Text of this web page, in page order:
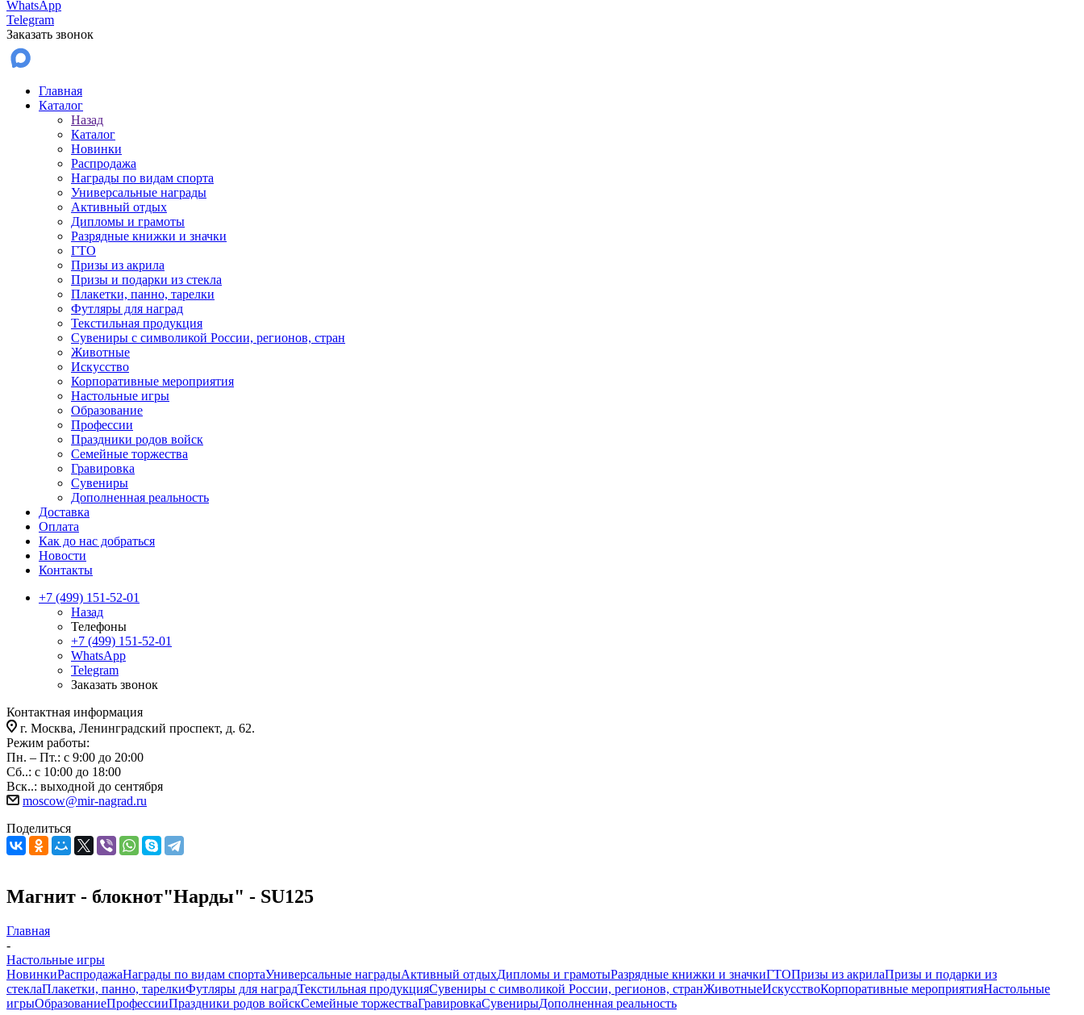
WhatsApp
Telegram
Заказать звонок
Главная
Каталог
Назад
Каталог
Новинки
Распродажа
Награды по видам спорта
Универсальные награды
Активный отдых
Дипломы и грамоты
Разрядные книжки и значки
ГТО
Призы из акрила
Призы и подарки из стекла
Плакетки, панно, тарелки
Футляры для наград
Текстильная продукция
Сувениры с символикой России, регионов, стран
Животные
Искусство
Корпоративные мероприятия
Настольные игры
Образование
Профессии
Праздники родов войск
Семейные торжества
Гравировка
Сувениры
Дополненная реальность
Доставка
Оплата
Как до нас добраться
Новости
Контакты
+7 (499) 151-52-01
Назад
Телефоны
+7 (499) 151-52-01
WhatsApp
Telegram
Заказать звонок
Контактная информация
г. Москва, Ленинградский проспект, д. 62.
Режим работы:
Пн. – Пт.: с 9:00 до 20:00
Сб..: с 10:00 до 18:00
Вск..: выходной до сентября
moscow@mir-nagrad.ru
Поделиться
Магнит - блокнот"Нарды" - SU125
Главная
-
Настольные игры
НовинкиРаспродажаНаграды по видам спортаУниверсальные наградыАктивный отдыхДипломы и грамотыРазрядные книжки и значкиГТОПризы из акрилаПризы и подарки из
стеклаПлакетки, панно, тарелкиФутляры для наградТекстильная продукцияСувениры с символикой России, регионов, странЖивотныеИскусствоКорпоративные мероприятияНастольные
игрыОбразованиеПрофессииПраздники родов войскСемейные торжестваГравировкаСувенирыДополненная реальность